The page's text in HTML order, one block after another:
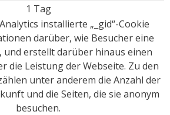
1 Tag
installierte „_gid“-Cookie
darüber, wie Besucher eine
und erstellt darüber hinaus einen
die Leistung der Webseite. Zu den
unter anderem die Anzahl der
und die Seiten, die sie anonym
besuchen.